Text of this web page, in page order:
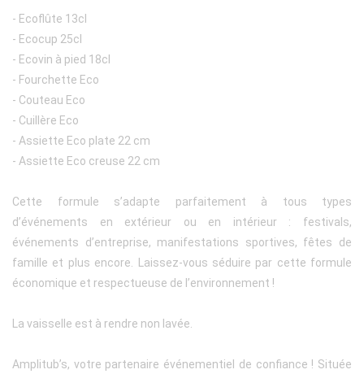
- Ecoflûte 13cl
- Ecocup 25cl
- Ecovin à pied 18cl
- Fourchette Eco
- Couteau Eco
- Cuillère Eco
- Assiette Eco plate 22 cm
- Assiette Eco creuse 22 cm
Cette formule s’adapte parfaitement à tous types
d’événements en extérieur ou en intérieur : festivals,
événements d’entreprise, manifestations sportives, fêtes de
famille et plus encore. Laissez-vous séduire par cette formule
économique et respectueuse de l’environnement !
La vaisselle est à rendre non lavée.
Amplitub’s, votre partenaire événementiel de confiance ! Située